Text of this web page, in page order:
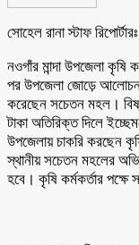
সোহেল রানা স্টাফ রিপোর্টারঃ
‎নওগাঁর মান্দা উপজেলা কৃষি
পর উপজেলা জোড়ে আলোচনা
করেছেন সচেতন মহল।
টাকা অতিরিক্ত দিলে
উপজেলায় চাকরি করছেন
স্থানীয় সচেতন মহলের
হবে। কৃষি কর্মকর্তার পক্ষে